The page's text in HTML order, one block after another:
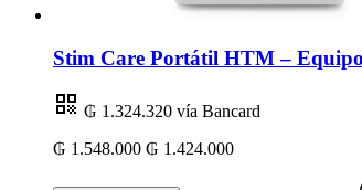
Stim Care Portátil HTM –
₲ 1.324.320 vía Bancard
₲ 1.548.000 ₲ 1.424.000